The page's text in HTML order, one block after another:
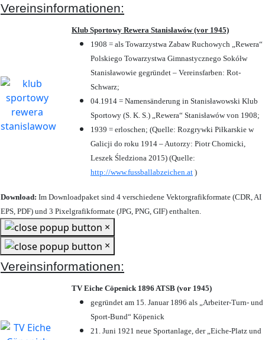
Vereinsinformationen:
Klub Sportowy Rewera Stanisławów (vor 1945)
1908 = als Towarzystwa Zabaw Ruchowych „Rewera“
Polskiego Towarzystwa Gimnastycznego Sokółw
Stanisławowie gegründet – Vereinsfarben: Rot-
Schwarz;
04.1914 = Namensänderung in Stanisławowski Klub
Sportowy (S. K. S.) „Rewera“ Stanisławów von 1908;
1939 = erloschen; (Quelle: Rozgrywki Piłkarskie w
Galicji do roku 1914 – Autorzy: Piotr Chomicki,
Leszek Śledziona 2015) (Quelle:
http://www.fussballabzeichen.at )
Download: Im Downloadpaket sind 4 verschiedene Vektorgrafikformate (CDR, AI
EPS, PDF) und 3 Pixelgrafikformate (JPG, PNG, GIF) enthalten.
×
×
Vereinsinformationen:
TV Eiche Cöpenick 1896 ATSB (vor 1945)
gegründet am 15. Januar 1896 als „Arbeiter-Turn- und
Sport-Bund“ Köpenick
21. Juni 1921 neue Sportanlage, der „Eiche-Platz und